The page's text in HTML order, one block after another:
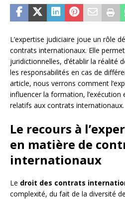
L’expertise judiciaire joue un rôle
contrats internationaux. Elle
juridictionnelles, d’établir la réalité
les responsabilités en cas de
article, nous verrons comment
influencer la formation,
relatifs aux contrats internationaux.
Le recours à
en matière de
internationaux
Le droit des contrats
complexité, du fait de la diversité